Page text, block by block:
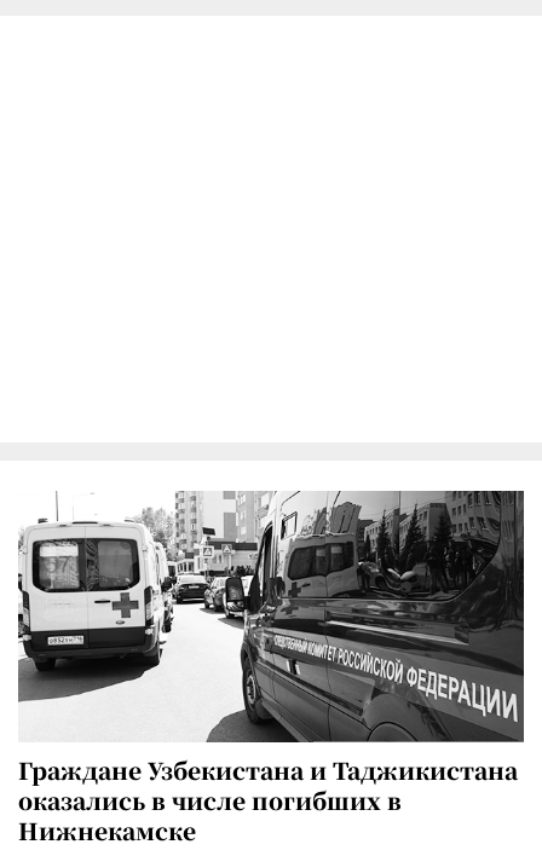
Граждане Узбекистана и Таджикистана
оказались в числе погибших в
Нижнекамске